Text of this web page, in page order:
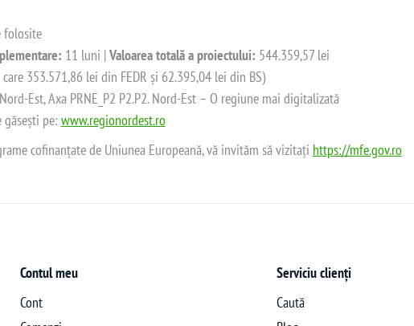
folosite
11 luni |Valoarea totală a proiectului: 544.359,57 lei
353.571,86 lei din FEDR și 62.395,04 lei din BS)
Est, Axa PRNE_P2 P2.P2. Nord-Est – O regiune mai digitalizată
pe: www.regionordest.ro
cofinanțate de Uniunea Europeană, vă invităm să vizitați https://mfe.gov.ro
Contul meu
Cont
Serviciu clienți
Caută